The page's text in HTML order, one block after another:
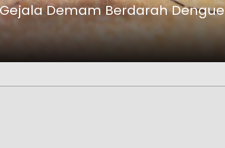
Demam Berdarah Dengue